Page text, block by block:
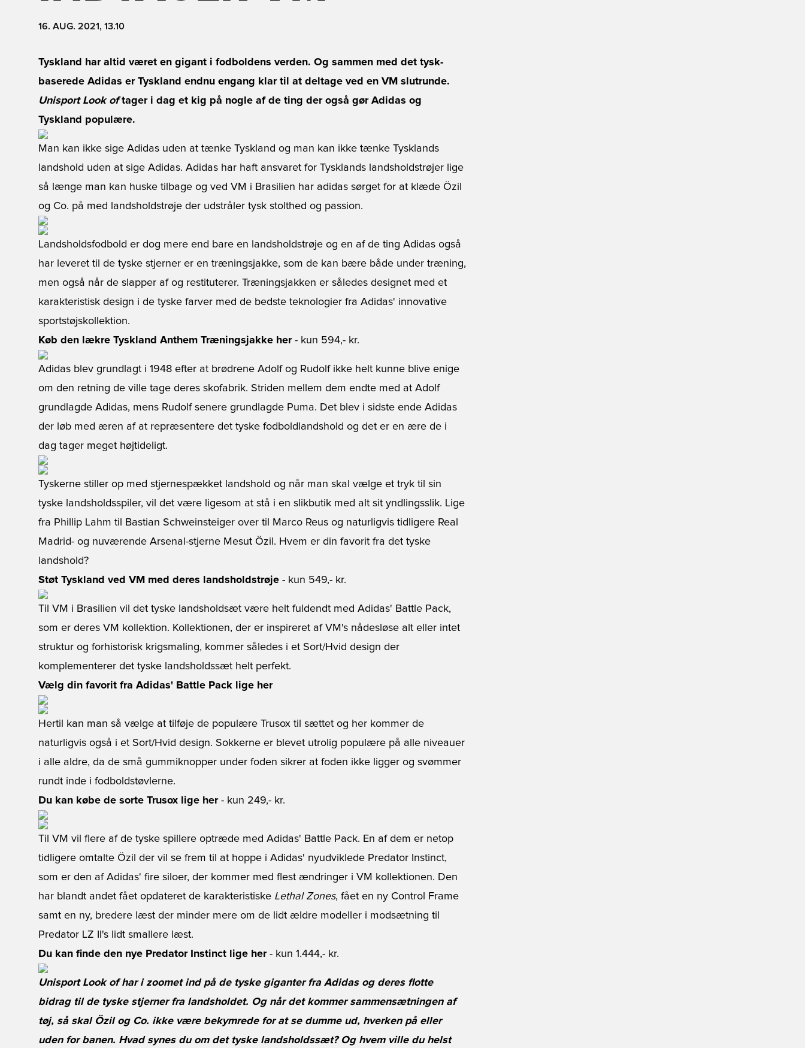
16. AUG. 2021, 13.10
Tyskland har altid været en gigant i fodboldens verden. Og sammen med det tysk-
baserede Adidas er Tyskland endnu engang klar til at deltage ved en VM slutrunde.
Unisport Look oftager i dag et kig på nogle af de ting der også gør Adidas og
Tyskland populære.
Man kan ikke sige Adidas uden at tænke Tyskland og man kan ikke tænke Tysklands
landshold uden at sige Adidas. Adidas har haft ansvaret for Tysklands landsholdstrøjer lige
så længe man kan huske tilbage og ved VM i Brasilien har adidas sørget for at klæde Özil
og Co. på med landsholdstrøje der udstråler tysk stolthed og passion.
Landsholdsfodbold er dog mere end bare en landsholdstrøje og en af de ting Adidas også
har leveret til de tyske stjerner er en træningsjakke, som de kan bære både under træning,
men også når de slapper af og restituterer. Træningsjakken er således designet med et
karakteristisk design i de tyske farver med de bedste teknologier fra Adidas' innovative
sportstøjskollektion.
Køb den lækre Tyskland Anthem Træningsjakke her- kun 594,- kr.
Adidas blev grundlagt i 1948 efter at brødrene Adolf og Rudolf ikke helt kunne blive enige
om den retning de ville tage deres skofabrik. Striden mellem dem endte med at Adolf
grundlagde Adidas, mens Rudolf senere grundlagde Puma. Det blev i sidste ende Adidas
der løb med æren af at repræsentere det tyske fodboldlandshold og det er en ære de i
dag tager meget højtideligt.
Tyskerne stiller op med stjernespækket landshold og når man skal vælge et tryk til sin
tyske landsholdsspiler, vil det være ligesom at stå i en slikbutik med alt sit yndlingsslik. Lige
fra Phillip Lahm til Bastian Schweinsteiger over til Marco Reus og naturligvis tidligere Real
Madrid- og nuværende Arsenal-stjerne Mesut Özil. Hvem er din favorit fra det tyske
landshold?
Støt Tyskland ved VM med deres landsholdstrøje - kun 549,- kr.
Til VM i Brasilien vil det tyske landsholdsæt være helt fuldendt med Adidas' Battle Pack,
som er deres VM kollektion. Kollektionen, der er inspireret af VM's nådesløse alt eller intet
struktur og forhistorisk krigsmaling, kommer således i et Sort/Hvid design der
komplementerer det tyske landsholdssæt helt perfekt.
Vælg din favorit fra Adidas' Battle Pack lige her
Hertil kan man så vælge at tilføje de populære Trusox til sættet og her kommer de
naturligvis også i et Sort/Hvid design. Sokkerne er blevet utrolig populære på alle niveauer
i alle aldre, da de små gummiknopper under foden sikrer at foden ikke ligger og svømmer
rundt inde i fodboldstøvlerne.
Du kan købe de sorte Trusox lige her- kun 249,- kr.
Til VM vil flere af de tyske spillere optræde med Adidas' Battle Pack. En af dem er netop
tidligere omtalte Özil der vil se frem til at hoppe i Adidas' nyudviklede Predator Instinct,
som er den af Adidas' fire siloer, der kommer med flest ændringer i VM kollektionen. Den
har blandt andet fået opdateret de karakteristiske Lethal Zones, fået en ny Control Frame
samt en ny, bredere læst der minder mere om de lidt ældre modeller i modsætning til
Predator LZ II's lidt smallere læst.
Du kan finde den nye Predator Instinct lige her- kun 1.444,- kr.
Unisport Look of har i zoomet ind på de tyske giganter fra Adidas og deres flotte
bidrag til de tyske stjerner fra landsholdet. Og når det kommer sammensætningen af
tøj, så skal Özil og Co. ikke være bekymrede for at se dumme ud, hverken på eller
uden for banen. Hvad synes du om det tyske landsholdssæt? Og hvem ville du helst